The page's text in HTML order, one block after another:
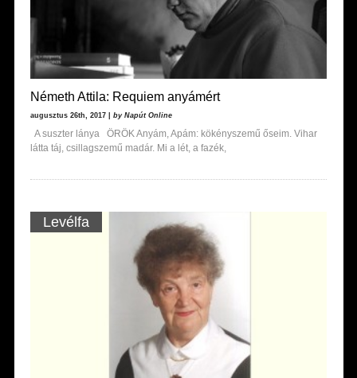
Németh Attila: Requiem anyámért
augusztus 26th, 2017 | by Napút Online
A suszter lánya ÖRÖK Anyám, Apám: kökényszemű őseim. Vihar
látta táj, csillagszemű madár. Mi a lét, a fazék,
Levélfa